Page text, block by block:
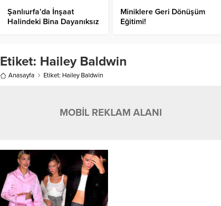
Şanlıurfa’da İnşaat
Halindeki Bina Dayanıksız
Miniklere Geri Dönüşüm
Eğitimi!
Etiket: Hailey Baldwin
Anasayfa Etiket: Hailey Baldwin
MOBİL REKLAM ALANI